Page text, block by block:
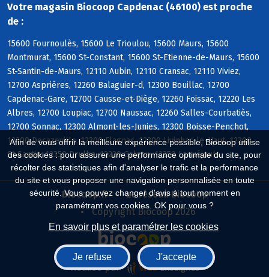
Afin de vous offrir la meilleure expérience possible, Biocoop utilise
des cookies : pour assurer une performance optimale du site, pour
récolter des statistiques afin d'analyser le trafic et la performance
du site et vous proposer une navigation personnalisée en toute
sécurité. Vous pouvez changer d'avis à tout moment en
paramétrant vos cookies. OK pour vous ?
En savoir plus et paramétrer les cookies
Je refuse J'accepte
Votre magasin Biocoop Capdenac (46100) est proche
de :
15600 Fournoulès, 15600 Le Trioulou, 15600 Maurs, 15600
Montmurat, 15600 St-Constant, 15600 St-Etienne-de-Maurs, 15600
St-Santin-de-Maurs, 12110 Aubin, 12110 Cransac, 12110 Viviez,
12700 Asprières, 12260 Balaguier-d, 12300 Bouillac, 12700
Capdenac-Gare, 12700 Causse-et-Diège, 12260 Foissac, 12220 Les
Albres, 12700 Loupiac, 12700 Naussac, 12260 Salles-Courbatiès,
12700 Sonnac, 12300 Almont-les-Junies, 12300 Boisse-Penchot,
12300 Decazeville, 12300 Flagnac, 12300 Livinhac-le-Haut, 12300
St-Santin, 12350 Drulhe, 12220 Galgan, 12350 Lanuéjouls
Biocoop.fr
Le réseau Biocoop
Copyright Biocoop 2026
Réalisé par